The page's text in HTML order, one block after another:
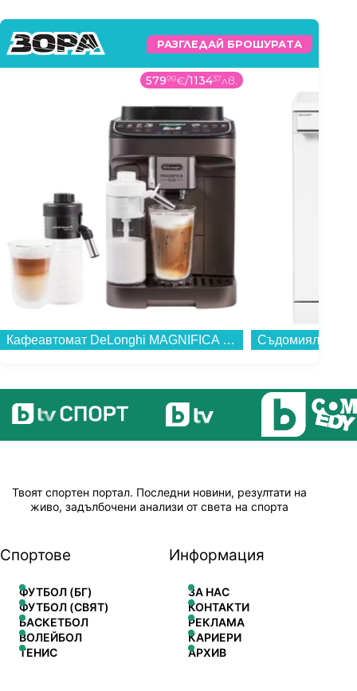
РАЗГЛЕДАЙ БРОШУРАТА
57999€/113437лв.
Кафеавтомат DeLonghi MAGNIFICA DUO ECAM330.80.TXB...
Твоят спортен портал. Последни новини, резултати на
живо, задълбочени анализи от света на спорта
Спортове
ФУТБОЛ (БГ)
ФУТБОЛ (СВЯТ)
БАСКЕТБОЛ
ВОЛЕЙБОЛ
ТЕНИС
Информация
ЗА НАС
КОНТАКТИ
РЕКЛАМА
КАРИЕРИ
АРХИВ